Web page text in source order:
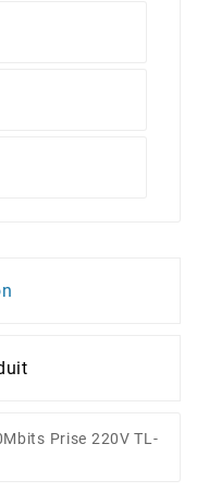
Prise 220V TL-